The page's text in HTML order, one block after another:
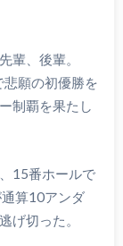
輩、後輩。
願の初優勝を
制覇を果たし
15番ホールで
算10アンダ
げ切った。